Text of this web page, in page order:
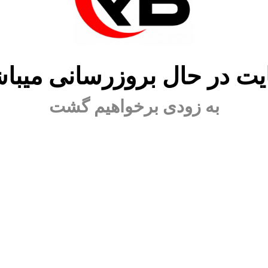
در حال بروزرسانی
به زودی برخواهیم گشت